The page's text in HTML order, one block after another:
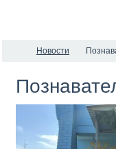
Новости